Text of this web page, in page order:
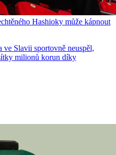
Hashioky může kápnout
Slavii sportovně neuspěl,
milionů korun díky